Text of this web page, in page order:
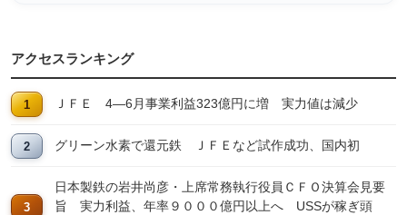
アクセスランキング
ＪＦＥ 4―6月事業利益323億円に増 実力値は減少
グリーン水素で還元鉄 ＪＦＥなど試作成功、国内初
日本製鉄の岩井尚彦・上席常務執行役員ＣＦＯ決算会見要
旨 実力利益、年率９０００億円以上へ USSが稼ぎ頭